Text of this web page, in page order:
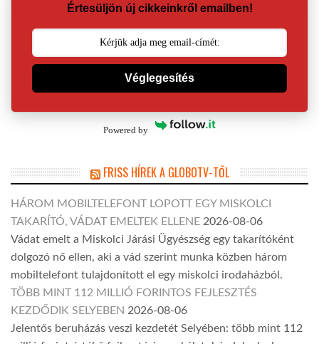
Értesüljön új cikkeinkről emailben!
Véglegesítés
Powered by
FRISS HÍREK A GLOBOTV-TŐL
HÁROM MOBILTELEFONT LOPOTT EGY MISKOLCI
TAKARÍTÓ, VÁDAT EMELTEK ELLENE 2026-08-06
Vádat emelt a Miskolci Járási Ügyészség egy takarítóként
dolgozó nő ellen, aki a vád szerint munka közben három
mobiltelefont tulajdonított el egy miskolci irodaházból.
TÖBB MINT 112 MILLIÓ FORINTOS FEJLESZTÉS
KEZDŐDIK SELYEBEN 2026-08-06
Jelentős beruházás veszi kezdetét Selyében: több mint 112